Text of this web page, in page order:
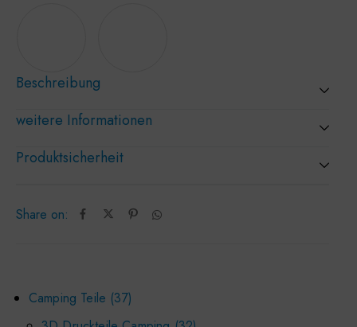
Camping Teile 37
Share on:
Beschreibung
weitere Informationen
Produktsicherheit